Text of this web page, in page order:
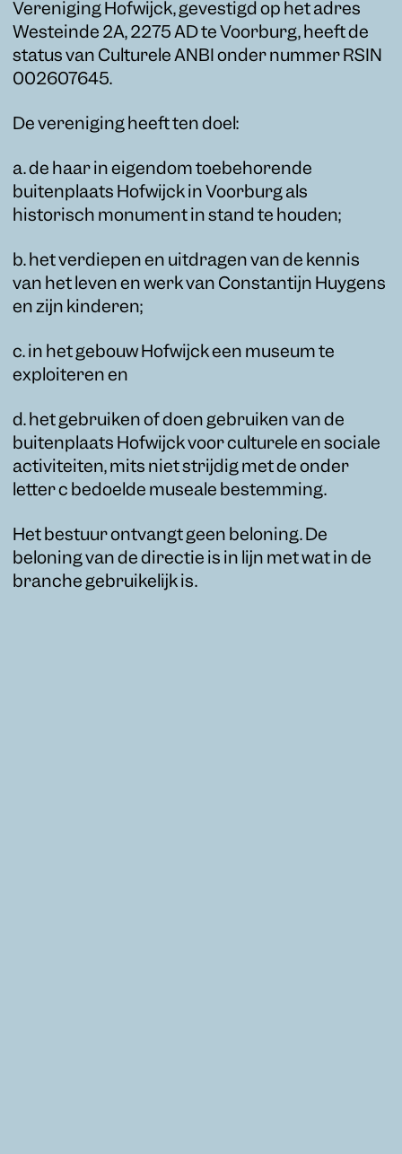
Vereniging Hofwijck, gevestigd op het adres
Westeinde 2A, 2275 AD te Voorburg, heeft de
status van Culturele ANBI onder nummer RSIN
002607645.
De vereniging heeft ten doel:
a. de haar in eigendom toebehorende
buitenplaats Hofwijck in Voorburg als
historisch monument in stand te houden;
b. het verdiepen en uitdragen van de kennis
van het leven en werk van Constantijn Huygens
en zijn kinderen;
c. in het gebouw Hofwijck een museum te
exploiteren en
d. het gebruiken of doen gebruiken van de
buitenplaats Hofwijck voor culturele en sociale
activiteiten, mits niet strijdig met de onder
letter c bedoelde museale bestemming.
Het bestuur ontvangt geen beloning. De
beloning van de directie is in lijn met wat in de
branche gebruikelijk is.